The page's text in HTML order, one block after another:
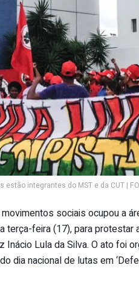
estão integrantes do MST e da CUT |
sociais ocupou a
terça-feira (17), para
Lula da Silva. O ato foi
dia nacional de lutas em